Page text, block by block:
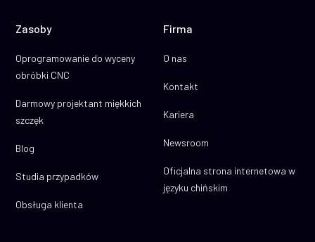
Zasoby
Oprogramowanie do wyceny
obróbki CNC
Darmowy projektant miękkich
szczęk
Blog
Studia przypadków
Obsługa klienta
Firma
O nas
Kontakt
Kariera
Newsroom
Oficjalna strona internetowa w
języku chińskim